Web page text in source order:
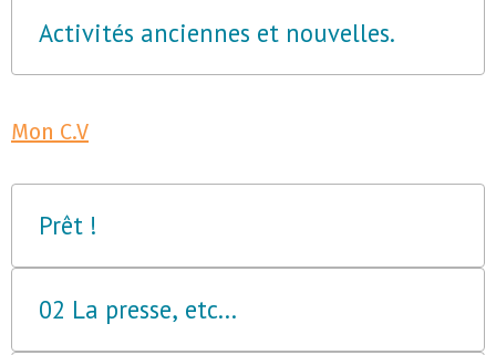
Activités anciennes et nouvelles.
Mon C.V
Prêt !
02 La presse, etc...